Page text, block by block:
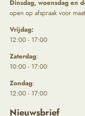
Dinsdag, woensdag en
open op afspraak voor
Vrijdag:
12:00 - 17:00
Zaterdag:
10:00 - 17:00
Zondag:
12:00 - 17:00
Nieuwsbrief